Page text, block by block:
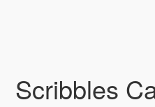
Scribbles